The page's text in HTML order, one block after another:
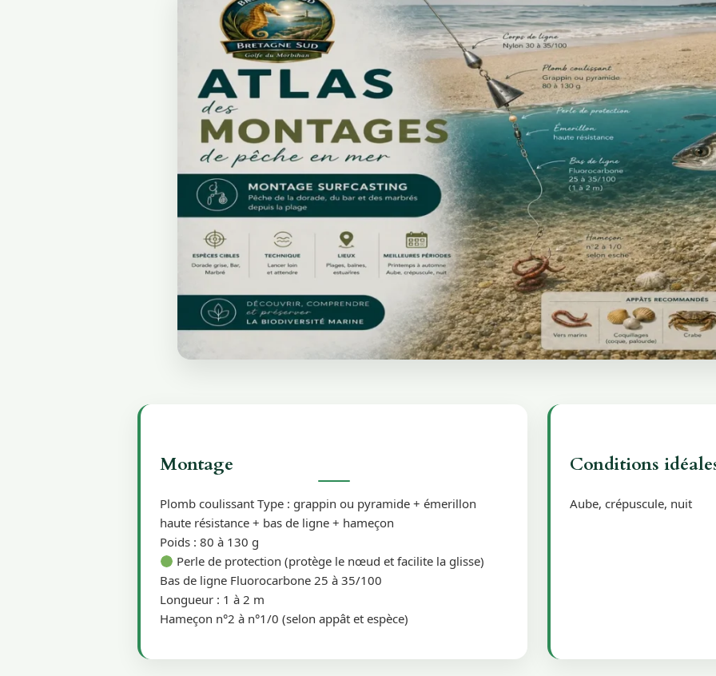
Montage
Plomb coulissant Type : grappin ou pyramide + émerillon
haute résistance + bas de ligne + hameçon
Poids : 80 à 130 g
Perle de protection (protège le nœud et facilite la glisse)
Bas de ligne Fluorocarbone 25 à 35/100
Longueur : 1 à 2 m
Hameçon n°2 à n°1/0 (selon appât et espèce)
Conditions
Aube, crépuscule, nuit